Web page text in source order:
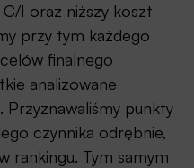
I oraz niższy koszt
przy tym każdego
finalnego
analizowane
Przyznawaliśmy punkty
czynnika odrębnie,
rankingu. Tym samym